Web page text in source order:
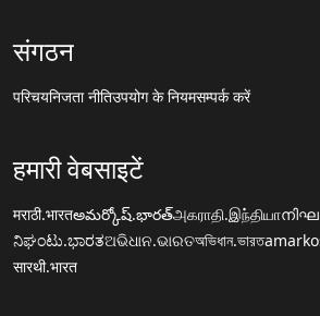
संगठन
परिचयनिजता नीतिउपयोग के नियमसम्पर्क करें
हमारी वेबसाइटें
मराठी.भारतఅమర్కోష్.భారత్அகராதி.இந்தியா
ನಿಘಂಟು.ಭಾರತଅଭିଧାନ.ଭାରତঅভিধান.ভারত
सारथी.भारत